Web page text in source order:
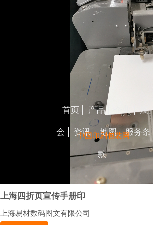
上海四折页宣传手册印
上海易材数码图文有限公司
首页 产品 展
会 资讯 地图 服务条
款
中国印刷包装网